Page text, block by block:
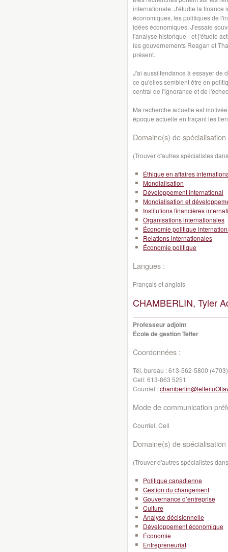
internationale. J'étudie la finance
économiques, les politiques de
idées économiques. J'essaie
l'analyse historique - et j'étudie
les gouvernements Reagan et
présent.
J'ai aussi tendance à essayer de
ce qu'elles semblent être en
central de l'ignorance et de
Ma recherche actuelle est
époque actuelle en traçant les
Domaine(s) de spécialisation
(Trouver d'autres spécialistes
Éthique en affaires
Mondialisation
Développement international
Mondialisation et
Institutions financières
Organisations internationales
Économie politique
Relations internationales
Économie politique
Langues :
Français et anglais
CHAMBERLIN, Tyler
Professeur adjoint
École de gestion Telfer
Coordonnées :
Tél. bureau :613-562-5800 (4703)
Cell:613-863 5251
Courriel :
Mode de communication
Courriel, Cell
Domaine(s) de spécialisation
(Trouver d'autres spécialistes
Politique canadienne
Gestion du changement
Gouvernance d’entreprise
Culture
Analyse décisionnelle
Développement économique
Économie
Entrepreneuriat